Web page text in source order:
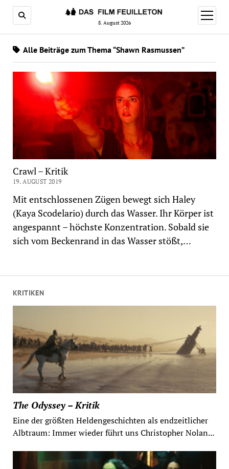
8. August 2026
Menü
öffnen
KRITIKEN
The Odyssey – Kritik
Eine der größten Heldengeschichten als endzeitlicher
Albtraum: Immer wieder führt uns Christopher Nolan...
Alle Beiträge zum Thema “Shawn Rasmussen”
Crawl – Kritik
19. AUGUST 2019
Mit entschlossenen Zügen bewegt sich Haley
(Kaya Scodelario) durch das Wasser. Ihr Körper ist
angespannt – höchste Konzentration. Sobald sie
sich vom Beckenrand in das Wasser stößt,…